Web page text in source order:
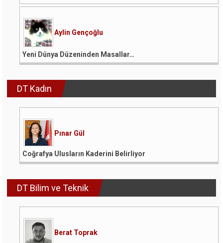
Aylin Gençoğlu
Yeni Dünya Düzeninden Masallar…
DT Kadın
Pınar Gül
Coğrafya Ulusların Kaderini Belirliyor
DT Bilim ve Teknik
Berat Toprak